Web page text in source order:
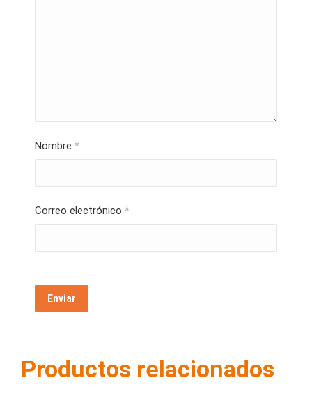
Nombre *
Correo electrónico *
Productos relacionados